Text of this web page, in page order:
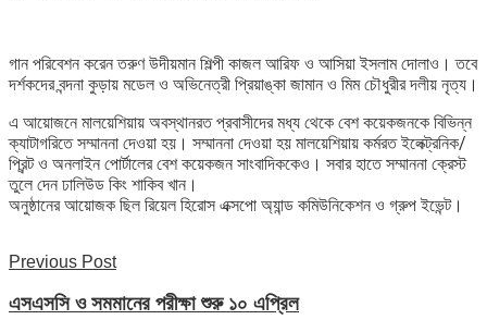
গান পরিবেশন করেন তরুণ উদীয়মান শিল্পী কাজল আরিফ ও আসিয়া ইসলাম দোলাও। তবে
দর্শকদের বন্দনা কুড়ায় মডেল ও অভিনেত্রী প্রিয়াঙ্কা জামান ও মিম চৌধুরীর দলীয় নৃত্য।
এ আয়োজনে মালয়েশিয়ায় অবস্থানরত প্রবাসীদের মধ্য থেকে বেশ কয়েকজনকে বিভিন্ন
ক্যাটাগরিতে সম্মাননা দেওয়া হয়। সম্মাননা দেওয়া হয় মালয়েশিয়ায় কর্মরত ইলেক্ট্রনিক/
প্রিন্ট ও অনলাইন পোর্টালের বেশ কয়েকজন সাংবাদিককেও। সবার হাতে সম্মাননা ক্রেস্ট
তুলে দেন ঢালিউড কিং শাকিব খান।
অনুষ্ঠানের আয়োজক ছিল রিয়েল হিরোস এক্সপো অ্যান্ড কমিউনিকেশন ও গ্রুপ ইভেন্ট।
Previous Post
এসএসসি ও সমমানের পরীক্ষা শুরু ১০ এপ্রিল